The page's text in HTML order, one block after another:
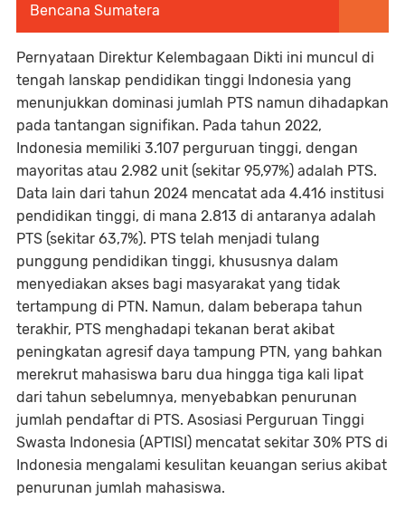
Bencana Sumatera
Pernyataan Direktur Kelembagaan Dikti ini muncul di
tengah lanskap pendidikan tinggi Indonesia yang
menunjukkan dominasi jumlah PTS namun dihadapkan
pada tantangan signifikan. Pada tahun 2022,
Indonesia memiliki 3.107 perguruan tinggi, dengan
mayoritas atau 2.982 unit (sekitar 95,97%) adalah PTS.
Data lain dari tahun 2024 mencatat ada 4.416 institusi
pendidikan tinggi, di mana 2.813 di antaranya adalah
PTS (sekitar 63,7%). PTS telah menjadi tulang
punggung pendidikan tinggi, khususnya dalam
menyediakan akses bagi masyarakat yang tidak
tertampung di PTN. Namun, dalam beberapa tahun
terakhir, PTS menghadapi tekanan berat akibat
peningkatan agresif daya tampung PTN, yang bahkan
merekrut mahasiswa baru dua hingga tiga kali lipat
dari tahun sebelumnya, menyebabkan penurunan
jumlah pendaftar di PTS. Asosiasi Perguruan Tinggi
Swasta Indonesia (APTISI) mencatat sekitar 30% PTS di
Indonesia mengalami kesulitan keuangan serius akibat
penurunan jumlah mahasiswa.